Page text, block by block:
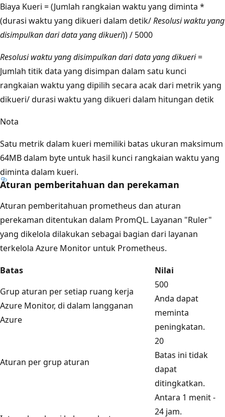
Biaya Kueri = (Jumlah rangkaian waktu yang diminta *
(durasi waktu yang dikueri dalam detik/Resolusi waktu yang
disimpulkan dari data yang dikueri)) / 5000
Resolusi waktu yang disimpulkan dari data yang dikueri=
Jumlah titik data yang disimpan dalam satu kunci
rangkaian waktu yang dipilih secara acak dari metrik yang
dikueri/ durasi waktu yang dikueri dalam hitungan detik
Nota
Satu metrik dalam kueri memiliki batas ukuran maksimum
64MB dalam byte untuk hasil kunci rangkaian waktu yang
diminta dalam kueri.
Aturan pemberitahuan dan perekaman
Aturan pemberitahuan prometheus dan aturan
perekaman ditentukan dalam PromQL. Layanan "Ruler"
yang dikelola dilakukan sebagai bagian dari layanan
terkelola Azure Monitor untuk Prometheus.
Batas
Nilai
Grup aturan per setiap ruang kerja
Azure Monitor, di dalam langganan
Azure
500
Anda dapat
meminta
peningkatan.
Aturan per grup aturan
20
Batas ini tidak
dapat
ditingkatkan.
Antara 1 menit -
24 jam.